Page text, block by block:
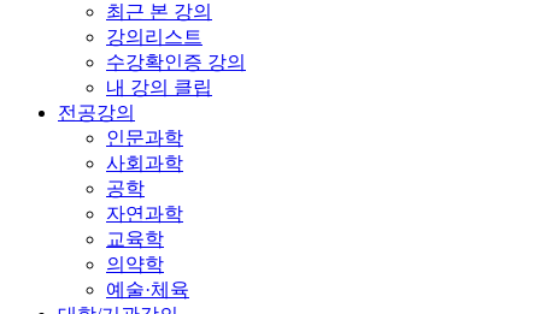
최근 본 강의
강의리스트
수강확인증 강의
내 강의 클립
전공강의
인문과학
사회과학
공학
자연과학
교육학
의약학
예술·체육